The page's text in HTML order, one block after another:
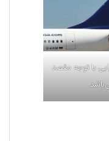
با توجه مقصد